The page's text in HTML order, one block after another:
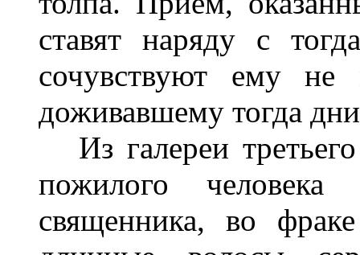
ставят наряду с
сочувствуют ему не
доживавшему тогда
Из галереи
пожилого
священника, во